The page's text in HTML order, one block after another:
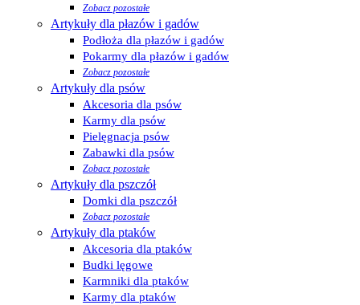
Zobacz pozostałe
Artykuły dla płazów i gadów
Podłoża dla płazów i gadów
Pokarmy dla płazów i gadów
Zobacz pozostałe
Artykuły dla psów
Akcesoria dla psów
Karmy dla psów
Pielęgnacja psów
Zabawki dla psów
Zobacz pozostałe
Artykuły dla pszczół
Domki dla pszczół
Zobacz pozostałe
Artykuły dla ptaków
Akcesoria dla ptaków
Budki lęgowe
Karmniki dla ptaków
Karmy dla ptaków